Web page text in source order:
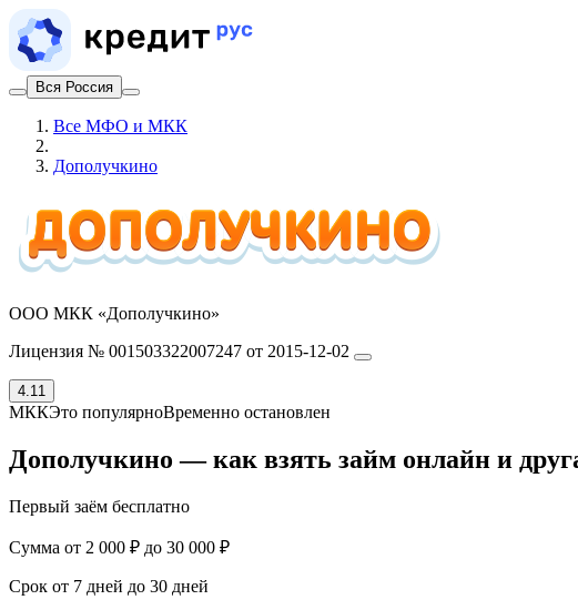
Вся Россия
Все МФО и МКК
Дополучкино
ООО МКК «Дополучкино»
Лицензия № 001503322007247 от 2015-12-02
4.11
МККЭто популярноВременно остановлен
Дополучкино — как взять займ онлайн и
Первый заём бесплатно
Сумма от 2 000 ₽ до 30 000 ₽
Срок от 7 дней до 30 дней